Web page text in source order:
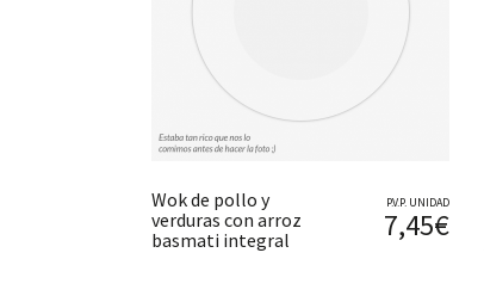
Wok de pollo y
verduras con arroz
basmati integral
P.V.P. UNIDAD
7,45€